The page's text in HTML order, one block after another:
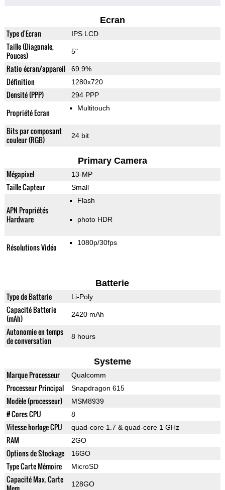
Ecran
Type d'Ecran IPS LCD
Taille (Diagonale,
Pouces)
5"
Ratio écran/appareil 69.9%
Définition 1280x720
Densité (PPP) 294 PPP
Propriété Ecran Multitouch
Bits par composant
couleur (RGB)
24 bit
Primary Camera
Mégapixel 13-MP
Taille Capteur Small
APN Propriétés
Hardware
Flash
photo HDR
Résolutions Vidéo 1080p/30fps
Batterie
Type de Batterie Li-Poly
Capacité Batterie
(mAh)
2420 mAh
Autonomie en temps
de conversation
8 hours
Systeme
Marque Processeur Qualcomm
Processeur Principal Snapdragon 615
Modèle (processeur) MSM8939
# Cores CPU 8
Vitesse horloge CPU quad-core 1.7 & quad-core 1 GHz
RAM 2GO
Options de Stockage 16GO
Type Carte Mémoire MicroSD
Capacité Max. Carte
128GO